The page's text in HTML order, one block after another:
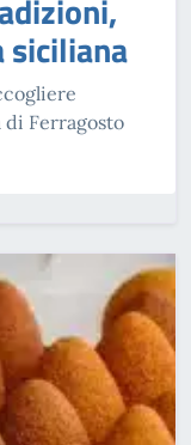
siciliana
Ferragosto